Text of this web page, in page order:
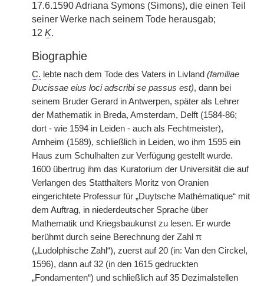
17.6.1590 Adriana Symons (Simons), die einen Teil
seiner Werke nach seinem Tode herausgab;
12 K.
Biographie
C. lebte nach dem Tode des Vaters in Livland (familiae
Ducissae eius loci adscribi se passus est), dann bei
seinem Bruder Gerard in Antwerpen, später als Lehrer
der Mathematik in Breda, Amsterdam, Delft (1584-86;
dort - wie 1594 in Leiden - auch als Fechtmeister),
Arnheim (1589), schließlich in Leiden, wo ihm 1595 ein
Haus zum Schulhalten zur Verfügung gestellt wurde.
1600 übertrug ihm das Kuratorium der Universität die auf
Verlangen des Statthalters Moritz von Oranien
eingerichtete Professur für „Duytsche Mathématique“ mit
dem Auftrag, in niederdeutscher Sprache über
Mathematik und Kriegsbaukunst zu lesen. Er wurde
berühmt durch seine Berechnung der Zahl π
(„Ludolphische Zahl“), zuerst auf 20 (in: Van den Circkel,
1596), dann auf 32 (in den 1615 gedruckten
„Fondamenten“) und schließlich auf 35 Dezimalstellen